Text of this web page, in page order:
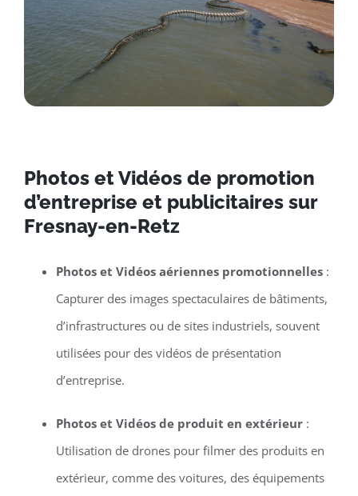
Photos et Vidéos de promotion
d’entreprise et publicitaires sur
Fresnay-en-Retz
Photos et Vidéos aériennes promotionnelles:
Capturer des images spectaculaires de bâtiments,
d’infrastructures ou de sites industriels, souvent
utilisées pour des vidéos de présentation
d’entreprise.
Photos et Vidéos de produit en extérieur:
Utilisation de drones pour filmer des produits en
extérieur, comme des voitures, des équipements